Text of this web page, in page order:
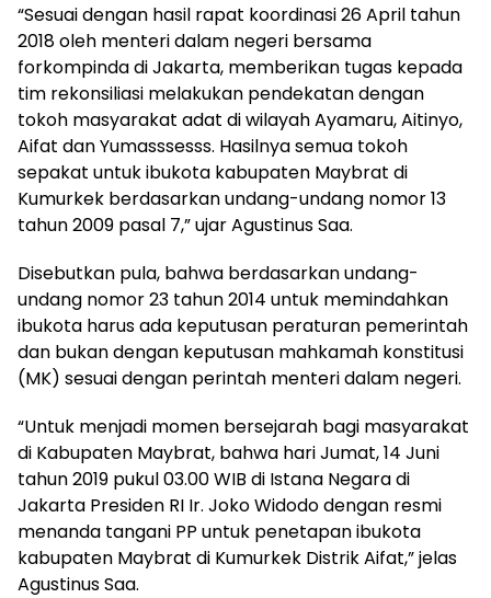
“Sesuai dengan hasil rapat koordinasi 26 April tahun
2018 oleh menteri dalam negeri bersama
forkompinda di Jakarta, memberikan tugas kepada
tim rekonsiliasi melakukan pendekatan dengan
tokoh masyarakat adat di wilayah Ayamaru, Aitinyo,
Aifat dan Yumasssesss. Hasilnya semua tokoh
sepakat untuk ibukota kabupaten Maybrat di
Kumurkek berdasarkan undang-undang nomor 13
tahun 2009 pasal 7,” ujar Agustinus Saa.
Disebutkan pula, bahwa berdasarkan undang-
undang nomor 23 tahun 2014 untuk memindahkan
ibukota harus ada keputusan peraturan pemerintah
dan bukan dengan keputusan mahkamah konstitusi
(MK) sesuai dengan perintah menteri dalam negeri.
“Untuk menjadi momen bersejarah bagi masyarakat
di Kabupaten Maybrat, bahwa hari Jumat, 14 Juni
tahun 2019 pukul 03.00 WIB di Istana Negara di
Jakarta Presiden RI Ir. Joko Widodo dengan resmi
menanda tangani PP untuk penetapan ibukota
kabupaten Maybrat di Kumurkek Distrik Aifat,” jelas
Agustinus Saa.